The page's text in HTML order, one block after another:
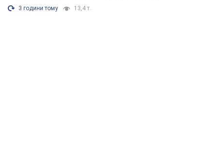
3 години тому 13,4 т.